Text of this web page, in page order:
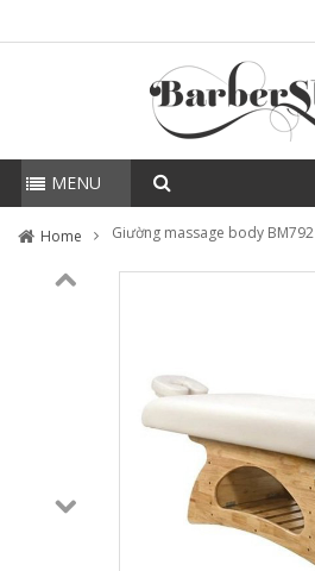
MENU
Home Giường massage body BM792